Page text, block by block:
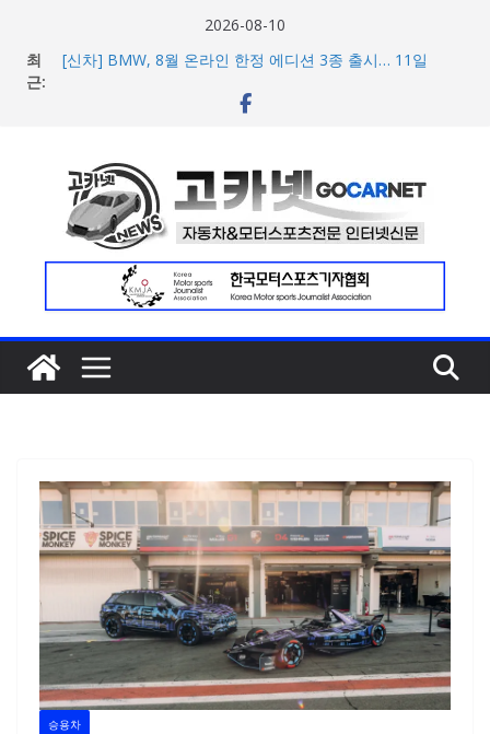
2026-08-10
최
근:
[신차] BMW, 8월 온라인 한정 에디션 3종 출시… 11일
벤틀리, 첫 순수 전기 어반 럭셔리 SUV 토르칼 탑재될 ‘큐레
팝업 오픈
BMW 레이디스 챔피언십 2026, 다양한 티켓 패키지 선보이
며 본격 대회 준비 돌입
현대차·기아, ‘2026 레드닷 어워드’에서 최우수상 2개·본상
15개 수상
승용차